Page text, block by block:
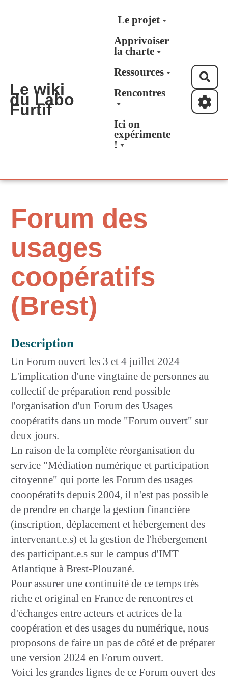
Aller au contenu principal
Le wiki
du Labo
Furtif
Le projet
Apprivoiser
la charte
Ressources
Rencontres
Ici on
expérimente
!
Forum des
usages
coopératifs
(Brest)
Description
Un Forum ouvert les 3 et 4 juillet 2024
L'implication d'une vingtaine de personnes au
collectif de préparation rend possible
l'organisation d'un Forum des Usages
coopératifs dans un mode "Forum ouvert" sur
deux jours.
En raison de la complète réorganisation du
service "Médiation numérique et participation
citoyenne" qui porte les Forum des usages
cooopératifs depuis 2004, il n'est pas possible
de prendre en charge la gestion financière
(inscription, déplacement et hébergement des
intervenant.e.s) et la gestion de l'hébergement
des participant.e.s sur le campus d'IMT
Atlantique à Brest-Plouzané.
Pour assurer une continuité de ce temps très
riche et original en France de rencontres et
d'échanges entre acteurs et actrices de la
coopération et des usages du numérique, nous
proposons de faire un pas de côté et de préparer
une version 2024 en Forum ouvert.
Voici les grandes lignes de ce Forum ouvert des